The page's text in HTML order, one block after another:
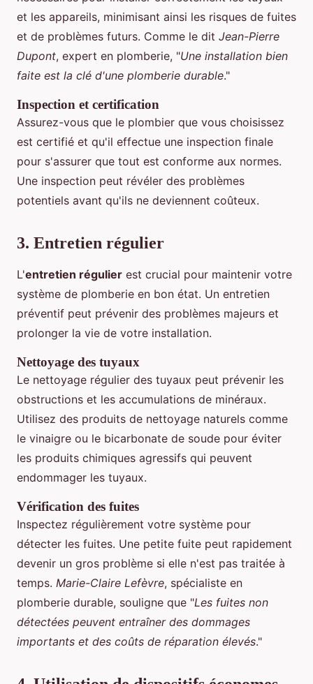
et les appareils, minimisant ainsi les risques de fuites
et de problèmes futurs. Comme le dit Jean-Pierre
Dupont, expert en plomberie, "Une installation bien
faite est la clé d'une plomberie durable."
Inspection et certification
Assurez-vous que le plombier que vous choisissez
est certifié et qu'il effectue une inspection finale
pour s'assurer que tout est conforme aux normes.
Une inspection peut révéler des problèmes
potentiels avant qu'ils ne deviennent coûteux.
3. Entretien régulier
L'entretien régulier est crucial pour maintenir votre
système de plomberie en bon état. Un entretien
préventif peut prévenir des problèmes majeurs et
prolonger la vie de votre installation.
Nettoyage des tuyaux
Le nettoyage régulier des tuyaux peut prévenir les
obstructions et les accumulations de minéraux.
Utilisez des produits de nettoyage naturels comme
le vinaigre ou le bicarbonate de soude pour éviter
les produits chimiques agressifs qui peuvent
endommager les tuyaux.
Vérification des fuites
Inspectez régulièrement votre système pour
détecter les fuites. Une petite fuite peut rapidement
devenir un gros problème si elle n'est pas traitée à
temps. Marie-Claire Lefèvre, spécialiste en
plomberie durable, souligne que "Les fuites non
détectées peuvent entraîner des dommages
importants et des coûts de réparation élevés."